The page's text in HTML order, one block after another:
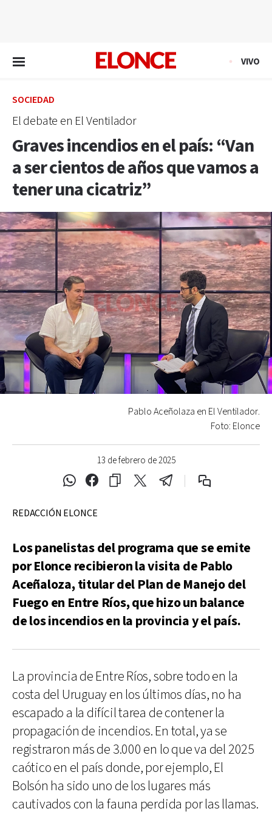
VIVO
SOCIEDAD
El debate en El Ventilador
Graves incendios en el país: “Van
a ser cientos de años que vamos a
tener una cicatriz”
13 de febrero de 2025
Pablo Aceñolaza en El Ventilador.
Foto: Elonce
REDACCIÓN ELONCE
Los panelistas del programa que se emite
por Elonce recibieron la visita de Pablo
Aceñaloza, titular del Plan de Manejo del
Fuego en Entre Ríos, que hizo un balance
de los incendios en la provincia y el país.
La provincia de Entre Ríos, sobre todo en la
costa del Uruguay en los últimos días, no ha
escapado a la difícil tarea de contener la
propagación de incendios. En total, ya se
registraron más de 3.000 en lo que va del 2025
caótico en el país donde, por ejemplo, El
Bolsón ha sido uno de los lugares más
cautivados con la fauna perdida por las llamas.